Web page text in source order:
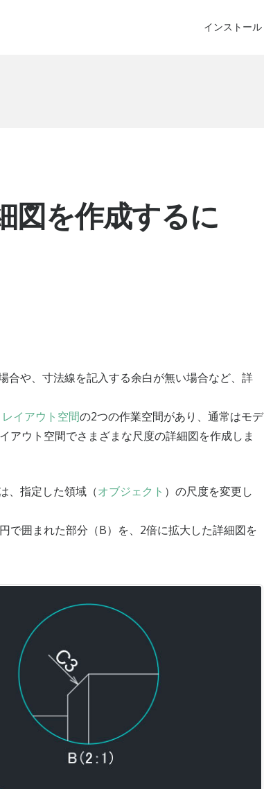
インストール
図を作成するに
合や、寸法線を記入する余白が無い場合など、詳
レイアウト空間の2つの作業空間があり、通常はモデ
アウト空間でさまざまな尺度の詳細図を作成しま
、指定した領域（オブジェクト ）の尺度を変更し
で囲まれた部分（B）を、2倍に拡大した詳細図を